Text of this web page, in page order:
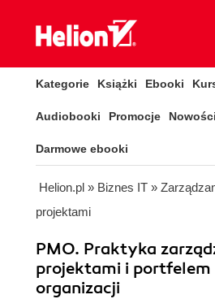
Kategorie Książki Ebooki
Audiobooki Promocje Nowości
Darmowe ebooki
Helion.pl » Biznes IT »
projektami
PMO. Praktyka
projektami i portfelem
organizacji